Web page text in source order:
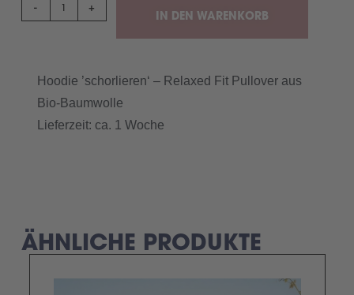
- +
IN DEN WARENKORB
Hoodie ’schorlieren‘ – Relaxed Fit Pullover aus
Bio-Baumwolle
Lieferzeit: ca. 1 Woche
ÄHNLICHE PRODUKTE